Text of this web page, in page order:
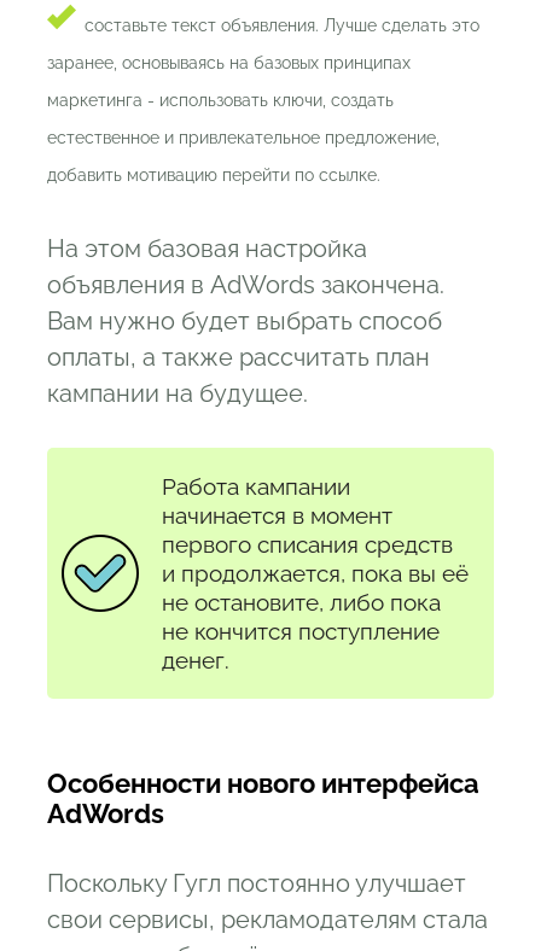
составьте текст объявления. Лучше сделать это
заранее, основываясь на базовых принципах
маркетинга - использовать ключи, создать
естественное и привлекательное предложение,
добавить мотивацию перейти по ссылке.
На этом базовая настройка
объявления в AdWords закончена.
Вам нужно будет выбрать способ
оплаты, а также рассчитать план
кампании на будущее.
Работа кампании
начинается в момент
первого списания средств
и продолжается, пока вы её
не остановите, либо пока
не кончится поступление
денег.
Особенности нового интерфейса
AdWords
Поскольку Гугл постоянно улучшает
свои сервисы, рекламодателям стала